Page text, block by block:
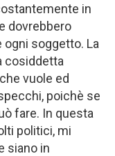
in
dovrebbero
soggetto. La
cosiddetta
vuole ed
poichè se
fare. In questa
politici, mi
siano in